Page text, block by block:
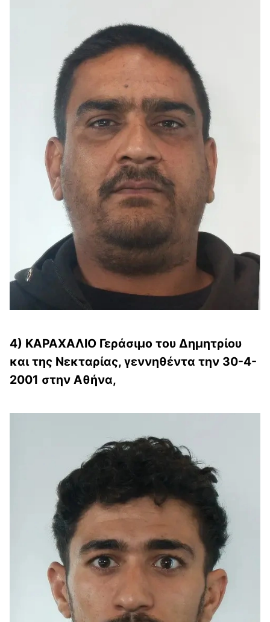
4) ΚΑΡΑΧΑΛΙΟ Γεράσιμο του Δημητρίου
και της Νεκταρίας, γεννηθέντα την 30-4-
2001 στην Αθήνα,